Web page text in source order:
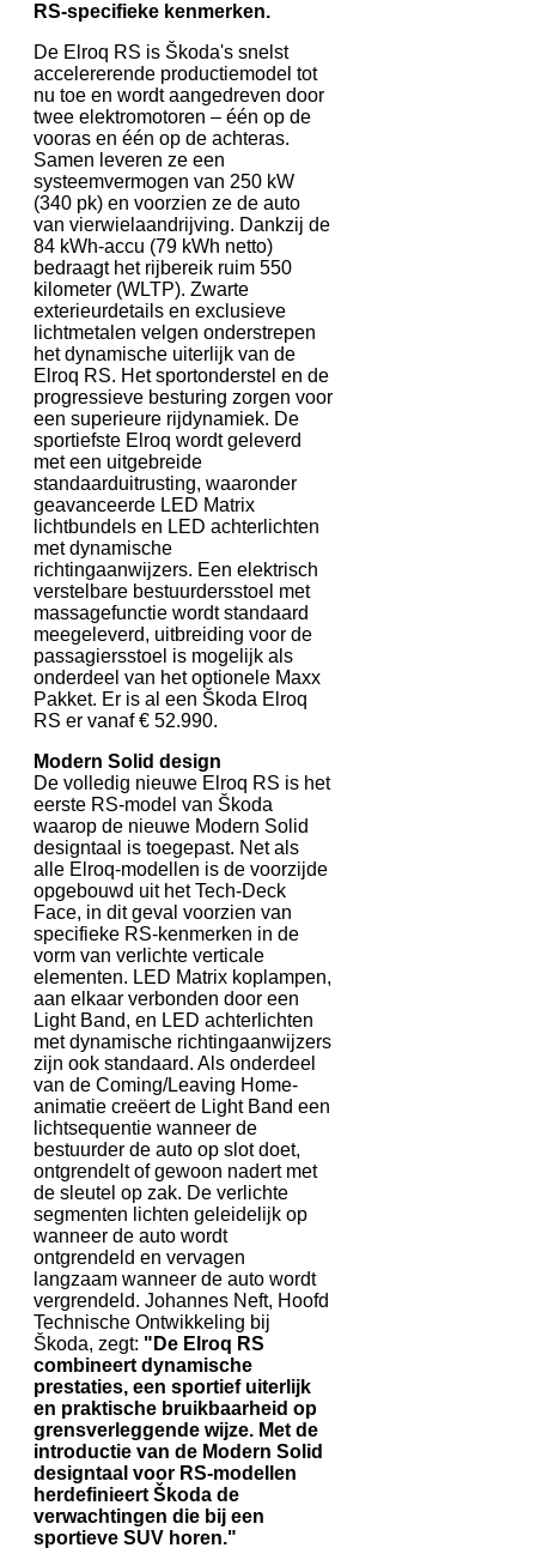
RS-specifieke kenmerken.
De Elroq RS is Škoda's snelst
accelererende productiemodel tot
nu toe en wordt aangedreven door
twee elektromotoren – één op de
vooras en één op de achteras.
Samen leveren ze een
systeemvermogen van 250 kW
(340 pk) en voorzien ze de auto
van vierwielaandrijving. Dankzij de
84 kWh-accu (79 kWh netto)
bedraagt het rijbereik ruim 550
kilometer (WLTP). Zwarte
exterieurdetails en exclusieve
lichtmetalen velgen onderstrepen
het dynamische uiterlijk van de
Elroq RS. Het sportonderstel en de
progressieve besturing zorgen voor
een superieure rijdynamiek. De
sportiefste Elroq wordt geleverd
met een uitgebreide
standaarduitrusting, waaronder
geavanceerde LED Matrix
lichtbundels en LED achterlichten
met dynamische
richtingaanwijzers. Een elektrisch
verstelbare bestuurdersstoel met
massagefunctie wordt standaard
meegeleverd, uitbreiding voor de
passagiersstoel is mogelijk als
onderdeel van het optionele Maxx
Pakket. Er is al een Škoda Elroq
RS er vanaf € 52.990.
Modern Solid design
De volledig nieuwe Elroq RS is het
eerste RS-model van Škoda
waarop de nieuwe Modern Solid
designtaal is toegepast. Net als
alle Elroq-modellen is de voorzijde
opgebouwd uit het Tech-Deck
Face, in dit geval voorzien van
specifieke RS-kenmerken in de
vorm van verlichte verticale
elementen. LED Matrix koplampen,
aan elkaar verbonden door een
Light Band, en LED achterlichten
met dynamische richtingaanwijzers
zijn ook standaard. Als onderdeel
van de Coming/Leaving Home-
animatie creëert de Light Band een
lichtsequentie wanneer de
bestuurder de auto op slot doet,
ontgrendelt of gewoon nadert met
de sleutel op zak. De verlichte
segmenten lichten geleidelijk op
wanneer de auto wordt
ontgrendeld en vervagen
langzaam wanneer de auto wordt
vergrendeld. Johannes Neft, Hoofd
Technische Ontwikkeling bij
Škoda, zegt: "De Elroq RS
combineert dynamische
prestaties, een sportief uiterlijk
en praktische bruikbaarheid op
grensverleggende wijze. Met de
introductie van de Modern Solid
designtaal voor RS-modellen
herdefinieert Škoda de
verwachtingen die bij een
sportieve SUV horen."